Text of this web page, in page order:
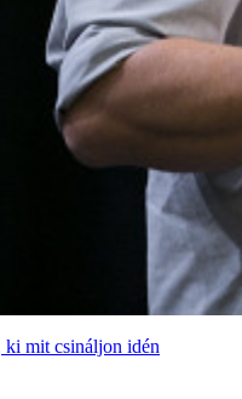
mit csináljon idén